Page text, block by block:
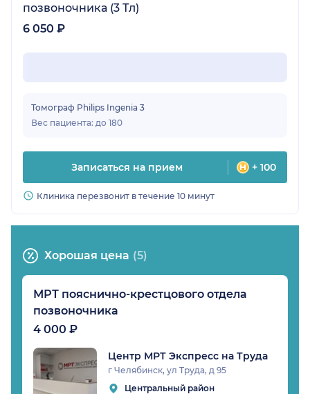
позвоночника (3 Тл)
6 050 ₽
Томограф Philips Ingenia 3
Вес пациента: до 180
Записаться на прием + 100
Клиника перезвонит в течение 10 минут
Хорошая цена (5)
МРТ пояснично-крестцового отдела
позвоночника
4 000 ₽
Центр МРТ Экспресс на Труда
г Челябинск, ул Труда, д 95
Центральный район